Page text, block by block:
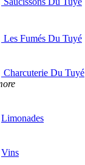
Les Fumés Du Tuyé
Charcuterie Du Tuyé
Limonades
Vins